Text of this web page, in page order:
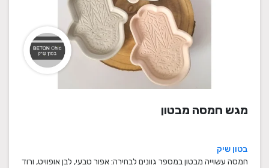
מגש חמסה מבטון
בטון שיק
חמסה עשוייה מבטון במספר גוונים לבחירה: אפור טבעי, לבן אופוויט, ורוד